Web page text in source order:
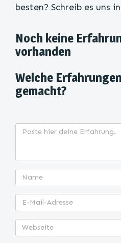
besten? Schreib es uns
Noch keine
vorhanden
Welche
gemacht?